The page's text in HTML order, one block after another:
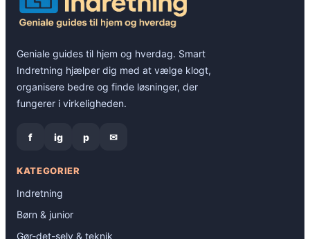
Geniale guides til hjem og hverdag. Smart
Indretning hjælper dig med at vælge klogt,
organisere bedre og finde løsninger, der
fungerer i virkeligheden.
f ig p ✉
KATEGORIER
Indretning
Børn & junior
Gør-det-selv & teknik